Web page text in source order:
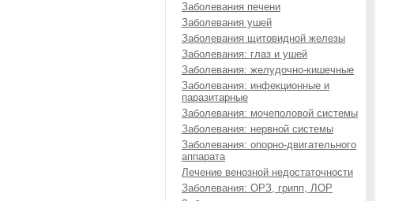
Заболевания печени
Заболевания ушей
Заболевания щитовидной железы
Заболевания: глаз и ушей
Заболевания: желудочно-кишечные
Заболевания: инфекционные и
паразитарные
Заболевания: мочеполовой системы
Заболевания: нервной системы
Заболевания: опорно-двигательного
аппарата
Лечение венозной недостаточности
Заболевания: ОРЗ, грипп, ЛОР